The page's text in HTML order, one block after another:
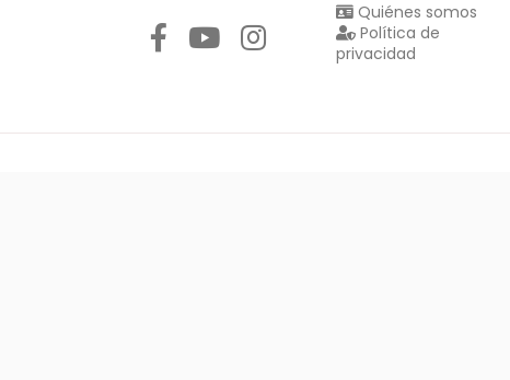
Quiénes somos
Política de
privacidad